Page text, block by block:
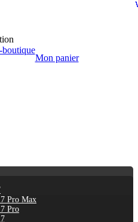
Mon panier
Pro Max
Pro